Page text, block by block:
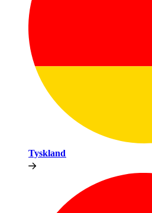
Tyskland​​